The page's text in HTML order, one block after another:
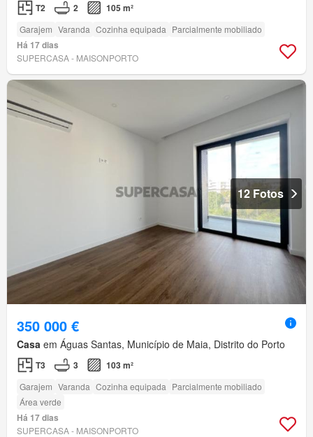
T2 2 105 m²
Garajem Varanda Cozinha equipada Parcialmente mobiliado
Há 17 dias
SUPERCASA - MAISONPORTO
12 Fotos
350 000 €
Casa em Águas Santas, Município de Maia, Distrito do Porto
T3 3 103 m²
Garajem Varanda Cozinha equipada Parcialmente mobiliado
Área verde
Há 17 dias
SUPERCASA - MAISONPORTO